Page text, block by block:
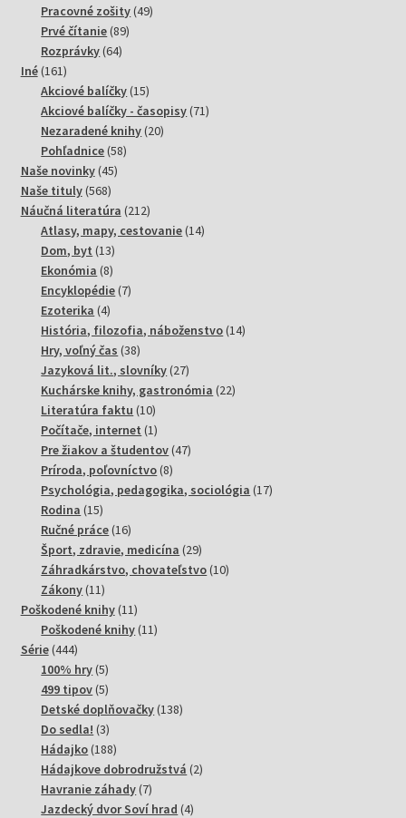
produktov
Pracovné zošity 4949
Prvé čítanie 8989
Rozprávky 6464
Iné 161161
produktov
Akciové balíčky 1515
produktov
Akciové balíčky - časopisy 7171
Nezaradené knihy 2020
Pohľadnice 5858
Naše novinky 4545
Naše tituly 568568
produktov
Náučná literatúra 212212
produktov
Atlasy, mapy, cestovanie 1414
Dom, byt 1313
produktov
Ekonómia 88
produktov
Encyklopédie 77
Ezoterika 44
produkty
História, filozofia, náboženstvo 1414
Hry, voľný čas 3838
produktov
Jazyková lit., slovníky 2727
produktov
Kuchárske knihy, gastronómia 2222
Literatúra faktu 1010
produktov
Počítače, internet 11
produkt
Pre žiakov a študentov 4747
Príroda, poľovníctvo 88
produktov
Psychológia, pedagogika, sociológia 1717
Rodina 1515
produktov
Ručné práce 1616
produktov
Šport, zdravie, medicína 2929
produktov
Záhradkárstvo, chovateľstvo 1010
Zákony 1111
produktov
Poškodené knihy 1111
produktov
Poškodené knihy 1111
Série 444444
produktov
100% hry 55
produktov
499 tipov 55
produktov
Detské doplňovačky 138138
Do sedla! 33
produkty
Hádajko 188188
produktov
Hádajkove dobrodružstvá 22
Havranie záhady 77
produktov
Jazdecký dvor Soví hrad 44